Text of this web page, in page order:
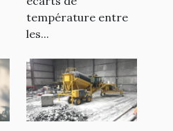
température entre
les...